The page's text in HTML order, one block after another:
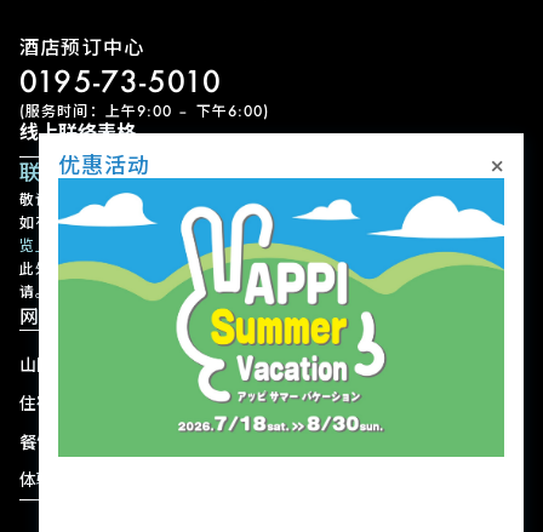
酒店预订中心
0195-73-5010
(服务时间：上午9:00 – 下午6:00)
线上联络表格
联络表单
敬请留意，我们可能需要一些时间才能回覆您的查询，敬请见谅。
如有急事，请以电话联络。各设施的联络方式请参考
「设施联络方式一
览」
此外，请注意我们不接受有关设施或节目的使用预约、变更或取消申
请。
网站导航
山区
住宿
餐饮
体验
最新动态
优惠活动
优惠活动 ×